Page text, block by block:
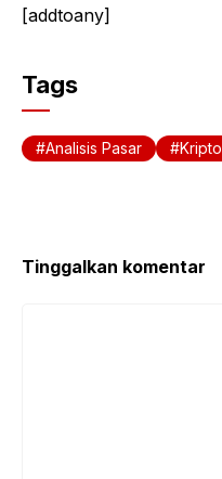
[addtoany]
Tags
Analisis Pasar Kripto
Tinggalkan komentar